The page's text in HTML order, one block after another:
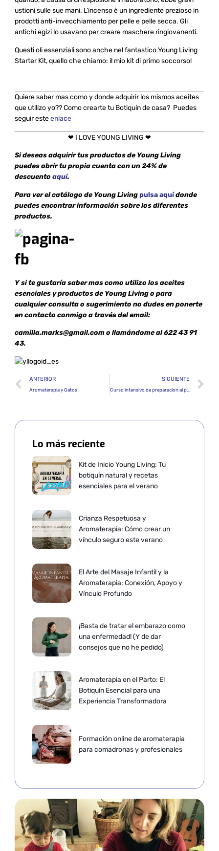
ustioni sulle sue mani. L’incenso è un ingrediente prezioso in
prodotti anti-invecchiamento per pelle e pelle secca. Gli
antichi egizi lo usavano per creare maschere ringiovanenti.
Questi oli essenziali sono anche nel fantastico Young Living
Starter Kit, quello che chiamo: il mio kit di primo soccorso!
Quiere saber mas como y donde adquirir los mismos aceites
que utilizo yo?? Como crearte tu Botiquín de casa? Puedes
seguir esteenlace
❤ I LOVE YOUNG LIVING ❤
Si deseas adquirir tus productos de Young Living
puedes abrir tu propia cuenta con un 24% de
descuento aquí.
Para ver el catálogo de Young Livingpulsa aquídonde
puedes encontrar información sobre los diferentes
productos.
Y si te gustaría saber mas como utilizo los aceites
esenciales y productos de Young Living o para
cualquier consulta o sugerimiento no dudes en ponerte
en contacto conmigo a través del email:
camilla.marks@gmail.com o llamándome al 622 43 91
43.
ANTERIOR
Aromaterapia y Gatos
SIGUIENTE
Curso intensivo de preparacion al parto
Lo más reciente
Kit de Inicio Young Living: Tu
botiquín natural y recetas
esenciales para el verano
Crianza Respetuosa y
Aromaterapia: Cómo crear un
vínculo seguro este verano
El Arte del Masaje Infantil y la
Aromaterapia: Conexión, Apoyo y
Vínculo Profundo
¡Basta de tratar el embarazo como
una enfermedad! (Y de dar
consejos que no he pedido)
Aromaterapia en el Parto: El
Botiquín Esencial para una
Experiencia Transformadora
Formación online de aromaterapia
para comadronas y profesionales